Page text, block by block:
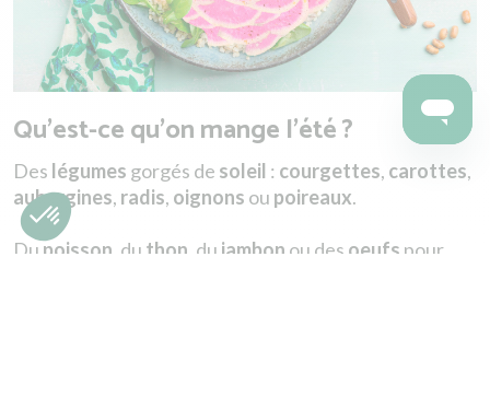
Qu'est-ce qu'on mange l'été ?
Des légumes gorgés de soleil : courgettes, carottes,
aubergines, radis, oignons ou poireaux.
Du poisson , du thon , du jambon ou des oeufs pour